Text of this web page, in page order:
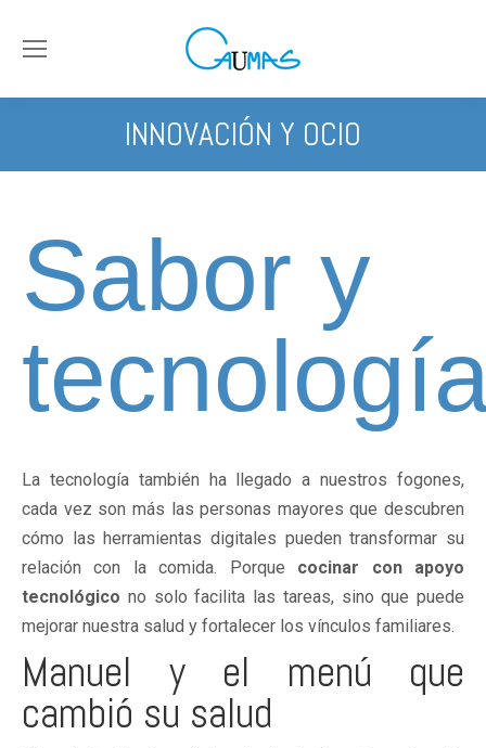
INNOVACIÓN Y OCIO
Sabor y
La tecnología también ha llegado a nuestros fogones,
cada vez son más las personas mayores que descubren
cómo las herramientas digitales pueden transformar su
relación con la comida. Porque cocinar con apoyo
tecnológico no solo facilita las tareas, sino que puede
mejorar nuestra salud y fortalecer los vínculos familiares.
Manuel y el menú que
cambió su salud